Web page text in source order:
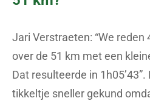
Jari Verstraeten: “We
over de 51 km met een
Dat resulteerde in
tikkeltje sneller gekund